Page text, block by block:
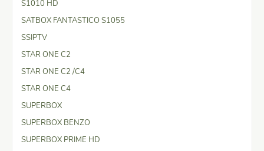
S1010 HD
SATBOX FANTASTICO S1055
SSIPTV
STAR ONE C2
STAR ONE C2 /C4
STAR ONE C4
SUPERBOX
SUPERBOX BENZO
SUPERBOX PRIME HD